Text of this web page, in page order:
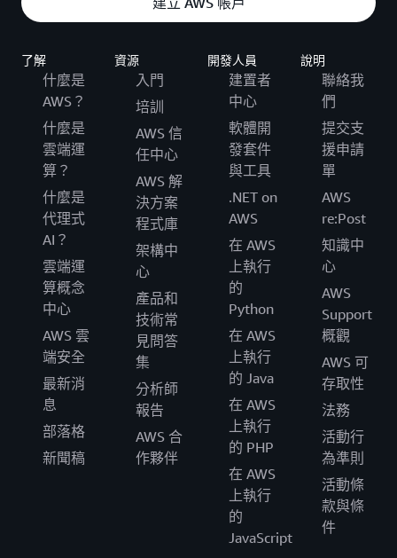
了解
什麼是
AWS？
什麼是
雲端運
算？
什麼是
代理式
AI？
雲端運
算概念
中心
AWS 雲
端安全
最新消
息
部落格
新聞稿
資源
入門
培訓
AWS 信
任中心
AWS 解
決方案
程式庫
架構中
心
產品和
技術常
見問答
集
分析師
報告
AWS 合
作夥伴
開發人員
建置者
中心
軟體開
發套件
與工具
.NET on
AWS
在 AWS
上執行
的
Python
在 AWS
上執行
的 Java
在 AWS
上執行
的 PHP
在 AWS
上執行
的
JavaScript
說明
聯絡我
們
提交支
援申請
單
AWS
re:Post
知識中
心
AWS
Support
概觀
AWS 可
存取性
法務
活動行
為準則
活動條
款與條
件